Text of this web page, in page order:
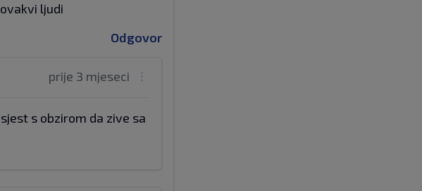
ljudi
Odgovor
prije 3 mjeseci
s obzirom da zive sa